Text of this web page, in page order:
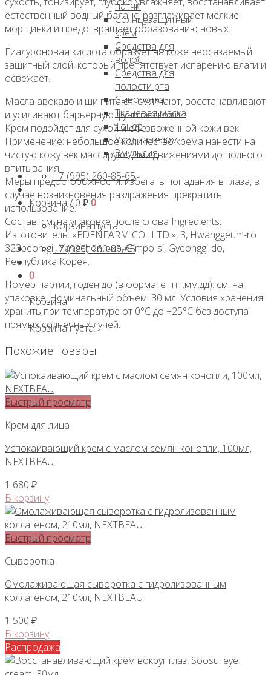
патчи
Солнцезащитный
крем
Средства для
волос
Средства для
полости рта
Сыворотка
Тканевая маска
Тонер
Уход за телом
Эмульсия
+7 (995) 260-85-65
Корзина /0₽0
Корзина пуста.
+7 (995) 260-85-65
0
Корзина
Корзина пуста.
кислотой,
30мл,
NEXTBEAU
естественный водный баланс, разглаживает мелкие
морщинки и предотвращает образованию новых.
Гиалуроновая кислота образует на коже неосязаемый
защитный слой, который препятствует испарению влаги и
освежает.
Масла авокадо и ши питают, смягчают, восстанавливают
и усиливают барьерную функцию кожи.
Крем подойдет для сухой и обезвоженной кожи век.
Применение: небольшое количество крема нанести на
чистую кожу век массирующими движениями до полного
впитывания.
Меры предосторожности: избегать попадания в глаза, в
случае возникновения раздражения прекратить
использование.
Состав: см. на упаковке после слова Ingredients.
Изготовитель: «EDENFARM CO., LTD.», 3, Hwanggeum-ro
323beon-gil, Yangchon-eup, Gimpo-si, Gyeonggi-do,
Республика Корея.
Номер партии, годен до (в формате гггг.мм.дд): см. на
упаковке. Номинальный объем: 30 мл. Условия хранения:
хранить при температуре от 0°С до +25°С без доступа
прямых солнечных лучей.
Похожие товары
Быстрый просмотр
Крем для лица
Успокаивающий крем с маслом семян конопли, 100мл,
NEXTBEAU
1 680 ₽
В корзину
Быстрый просмотр
Сыворотка
Омолаживающая сыворотка с гидролизованным
коллагеном, 210мл, NEXTBEAU
1 500 ₽
В корзину
Распродажа